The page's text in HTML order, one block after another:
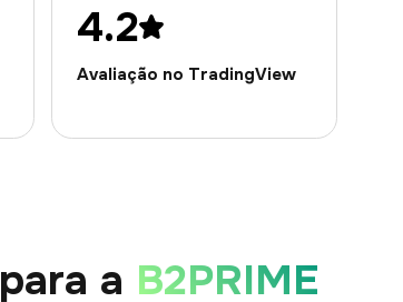
4.2
Avaliação no TradingView
a B2PRIME